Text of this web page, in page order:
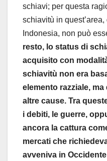
schiavi; per questa
schiavitù in
Indonesia, non può
resto, lo status di
acquisito con
schiavitù non era
elemento razziale,
altre cause. Tra
i debiti, le guerre,
ancora la cattura
mercati che
avveniva in Occidente